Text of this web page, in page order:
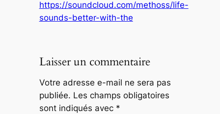
https://soundcloud.com/methoss/life-
sounds-better-with-the
Laisser un commentaire
Votre adresse e-mail ne sera pas
publiée. Les champs obligatoires
sont indiqués avec *